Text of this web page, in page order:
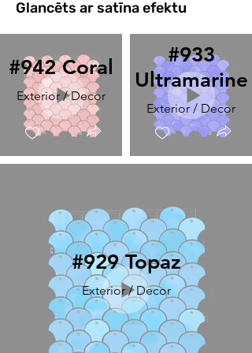
Glancēts ar satīna efektu
#942 Coral
Exterior / Decor
#933
Ultramarine
Exterior / Decor
#929 Topaz
Exterior / Decor